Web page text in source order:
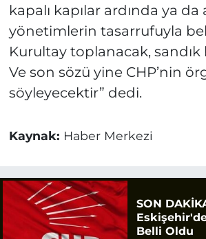
kapalı kapılar ardında ya da
yönetimlerin tasarrufuyla
Kurultay toplanacak, sandık
Ve son sözü yine CHP’nin
söyleyecektir” dedi.
Kaynak: Haber Merkezi
SON
Belli Oldu